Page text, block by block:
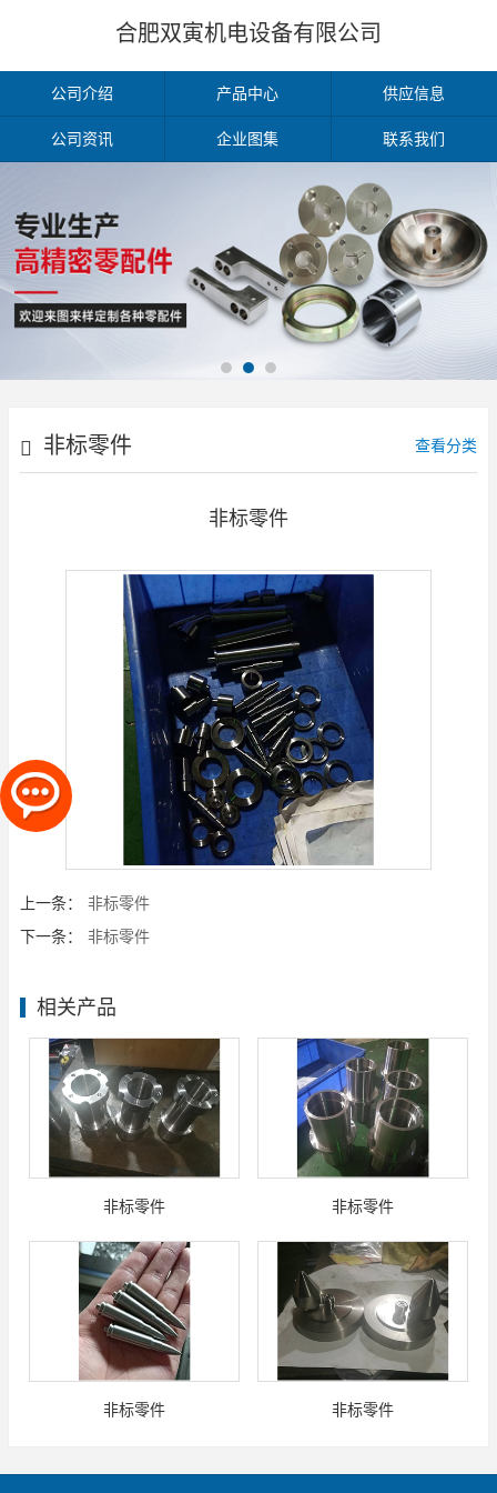
合肥双寅机电设备有限公司
公司介绍 产品中心 供应信息
公司资讯 企业图集 联系我们
非标零件 查看分类
非标零件
上一条：
非标零件
下一条：
非标零件
相关产品
非标零件 非标零件
非标零件 非标零件